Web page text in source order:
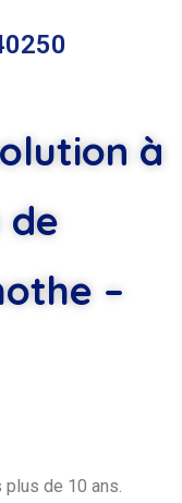
à
de
–
de 10 ans.